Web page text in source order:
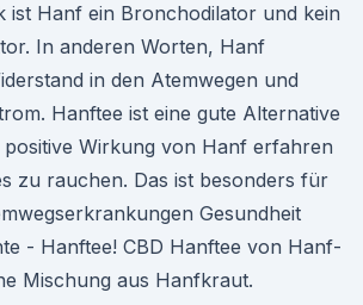
ist Hanf ein Bronchodilator und kein
In anderen Worten, Hanf
in den Atemwegen und
Hanftee ist eine gute Alternative
positive Wirkung von Hanf erfahren
zu rauchen. Das ist besonders für
Gesundheit
- Hanftee! CBD Hanftee von Hanf-
Mischung aus Hanfkraut.